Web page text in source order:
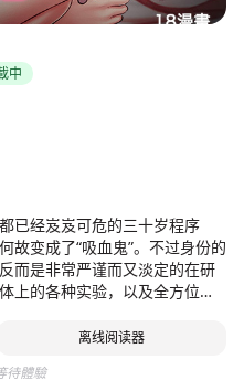
中
已经岌岌可危的三十岁程序
故变成了“吸血鬼”。不过身份的
而是非常严谨而又淡定的在研
上的各种实验，以及全方位的
离线阅读器
待體驗